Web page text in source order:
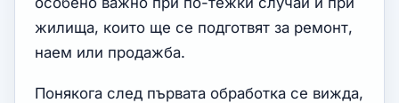
жилища, които ще се подготвят за ремонт,
наем или продажба.
Понякога след първата обработка се вижда,